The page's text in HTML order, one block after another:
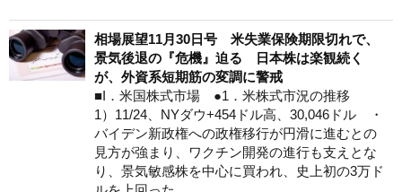
相場展望11月30日号 米失業保険期限切れで、
景気後退の『危機』迫る 日本株は楽観続く
が、外資系短期筋の変調に警戒
■I．米国株式市場 ●1．米株式市況の推移
1）11/24、NYダウ+454ドル高、30,046ドル ・
バイデン新政権への政権移行が円滑に進むとの
見方が強まり、ワクチン開発の進行も支えとな
り、景気敏感株を中心に買われ、史上初の3万ド